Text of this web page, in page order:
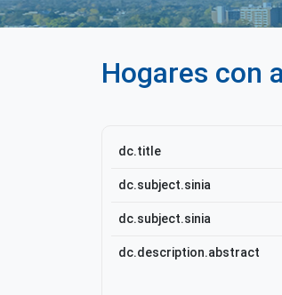
Hogares con
dc.title
dc.subject.sinia
dc.subject.sinia
dc.description.abstract